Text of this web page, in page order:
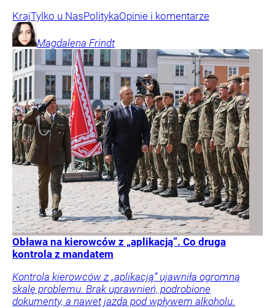
KrajTylko u NasPolitykaOpinie i komentarze
Magdalena Frindt
Obława na kierowców z „aplikacją”. Co druga
kontrola z mandatem
Kontrola kierowców z „aplikacją” ujawniła ogromną
skalę problemu. Brak uprawnień, podrobione
dokumenty, a nawet jazda pod wpływem alkoholu.